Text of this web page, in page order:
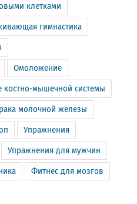
клетками
гимнастика
Омоложение
костно-мышечной системы
молочной железы
Упражнения
Упражнения для мужчин
Фитнес для мозгов